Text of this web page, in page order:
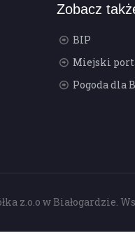
Zobacz
BIP
Miejski
Pogoda dla
z.o.o w Białogardzie.